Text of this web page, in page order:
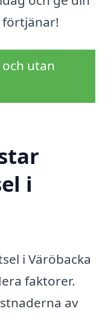
utan
i
i Väröbacka
faktorer.
av